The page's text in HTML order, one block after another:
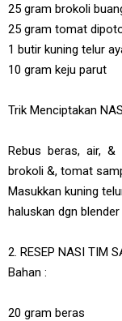
25 gram brokoli
25 gram tomat
1 butir kuning telur
10 gram keju parut
Trik Menciptakan
Rebus beras, air, &
brokoli &, tomat
Masukkan kuning
haluskan dgn
2. RESEP NASI TIM
Bahan :
20 gram beras